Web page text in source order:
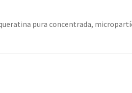
pura concentrada,